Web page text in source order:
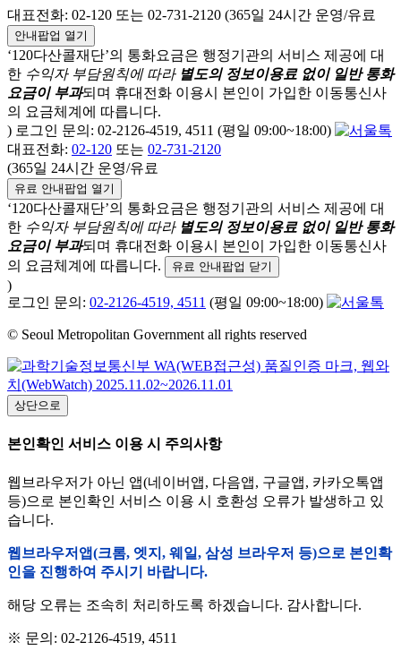
대표전화: 02-120 또는 02-731-2120 (365일 24시간 운영/유료
안내팝업 열기
‘120다산콜재단’의 통화요금은 행정기관의 서비스 제공에 대
한 수익자 부담원칙에 따라 별도의 정보이용료 없이 일반 통화
요금이 부과되며 휴대전화 이용시 본인이 가입한 이동통신사
의 요금체계에 따릅니다.
) 로그인 문의: 02-2126-4519, 4511 (평일 09:00~18:00)
대표전화: 02-120 또는 02-731-2120
(365일 24시간 운영/유료
유료 안내팝업 열기
‘120다산콜재단’의 통화요금은 행정기관의 서비스 제공에 대
한 수익자 부담원칙에 따라 별도의 정보이용료 없이 일반 통화
요금이 부과되며 휴대전화 이용시 본인이 가입한 이동통신사
의 요금체계에 따릅니다.
유료 안내팝업 닫기
)
로그인 문의: 02-2126-4519, 4511 (평일 09:00~18:00)
© Seoul Metropolitan Government all rights reserved
상단으로
본인확인 서비스 이용 시 주의사항
웹브라우저가 아닌 앱(네이버앱, 다음앱, 구글앱, 카카오톡앱
등)으로 본인확인 서비스 이용 시 호환성 오류가 발생하고 있
습니다.
웹브라우저앱(크롬, 엣지, 웨일, 삼성 브라우저 등)으로 본인확
인을 진행하여 주시기 바랍니다.
해당 오류는 조속히 처리하도록 하겠습니다. 감사합니다.
※ 문의: 02-2126-4519, 4511